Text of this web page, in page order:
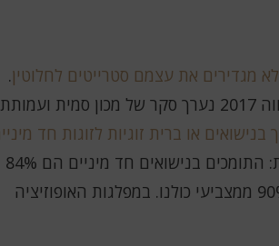
לא מגדירים את עצמם סטרייטים לחלוטין.
שליש! לא 5%, לא 10%, אלא בערך 30%. לקראת מצעד הגאווה 2017 נערך סקר של מכון סמית ועמותת
אם נפרק את הסקר לרכיביו נקבל ממצאים מדהימים לא פחות: התומכים בנישואים חד מיניים הם 84%
ממצביעי הליכוד, 65% ממצביעי הבית היהודי (לא פחות) ו-90% ממצביעי כולנו. במפלגות האופוזיציה